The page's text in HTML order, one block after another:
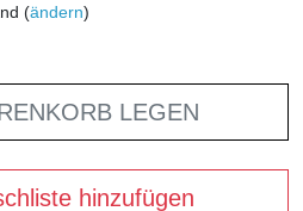
(ändern)
LEGEN
hinzufügen